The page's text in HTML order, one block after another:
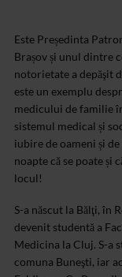
Este Președinta
Brașov și unul dintre
notorietate a depăşit
este un exemplu
medicului de familie
sistemul medical și
iubire de oameni și
noapte că se poate și
locul!
S-a născut la Bălţi, în
devenit studentă a
Medicina la Cluj. S-a
comuna Buneşti, iar